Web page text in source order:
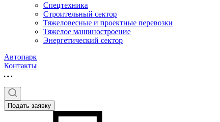
Спецтехника
Строительный сектор
Тяжеловесные и проектные перевозки
Тяжелое машиностроение
Энергетический сектор
Автопарк
Контакты
Подать заявку